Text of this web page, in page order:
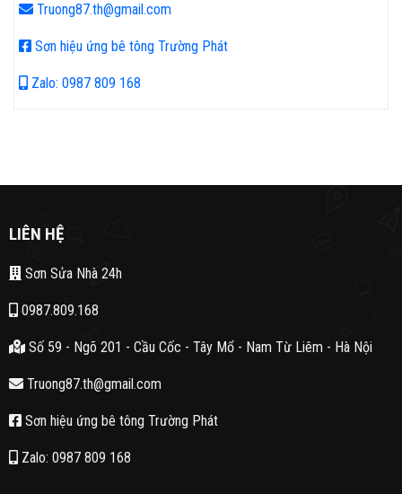
Truong87.th@gmail.com
Sơn hiệu ứng bê tông Trường Phát
Zalo: 0987 809 168
LIÊN HỆ
Sơn Sửa Nhà 24h
0987.809.168
Số 59 - Ngõ 201 - Cầu Cốc - Tây Mổ - Nam Từ Liêm - Hà Nội
Truong87.th@gmail.com
Sơn hiệu ứng bê tông Trường Phát
Zalo: 0987 809 168